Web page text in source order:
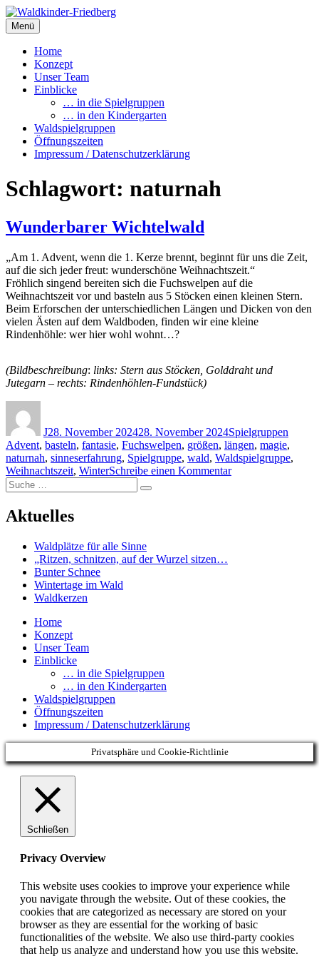
Zum
Inhalt
springen
Waldkinder-Friedberg
Internetpräsenz des Waldkindergartens Friedberg
Menü
Home
Konzept
Unser Team
Einblicke
… in die Spielgruppen
… in den Kindergarten
Waldspielgruppen
Öffnungszeiten
Impressum / Datenschutzerklärung
Schlagwort: naturnah
Wunderbarer Wichtelwald
„Am 1. Advent, wenn die 1. Kerze brennt, beginnt für uns die Zeit,
auf die sich jeder freut: wunderschöne Weihnachtszeit.“
Fröhlich singend bereiten sich die Fuchswelpen auf die
Weihnachtszeit vor und basteln aus 5 Stöcken einen kleinen Stern.
Beim Erforschen der unterschiedlichen Längen und Dicken von den
vielen Ästen auf dem Waldboden, finden wir eine kleine
Rindenhöhle: wer hier wohl wohnt…?
(Bildbeschreibung: links: Stern aus Stöcken, Golddraht und
Jutegarn – rechts: Rindenhöhlen-Fundstück)
J28. November 202428. November 2024Spielgruppen
Advent, basteln, fantasie, Fuchswelpen, größen, längen, magie,
naturnah, sinneserfahrung, Spielgruppe, wald, Waldspielgruppe,
Weihnachtszeit, WinterSchreibe einen Kommentarzu
Suche
nach:
Suchen
Aktuelles
Waldplätze für alle Sinne
„Ritzen, schnitzen, auf der Wurzel sitzen…
Bunter Schnee
Wintertage im Wald
Waldkerzen
Home
Konzept
Unser Team
Einblicke
… in die Spielgruppen
… in den Kindergarten
Waldspielgruppen
Öffnungszeiten
Impressum / Datenschutzerklärung
Privatsphäre und Cookie-Richtlinie
Schließen
Privacy Overview
This website uses cookies to improve your experience while
you navigate through the website. Out of these cookies, the
cookies that are categorized as necessary are stored on your
browser as they are essential for the working of basic
functionalities of the website. We also use third-party cookies
that help us analyze and understand how you use this website.